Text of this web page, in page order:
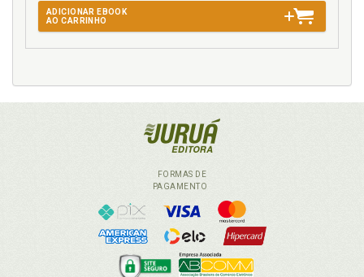
ADICIONAR EBOOK
AO CARRINHO
FORMAS DE
PAGAMENTO